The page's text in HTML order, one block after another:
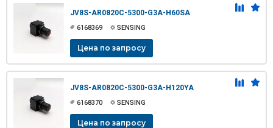
JV8S-AR0820C-5300-G3A-H60SA
6168369 SENSING
Цена по запросу
JV8S-AR0820C-5300-G3A-H120YA
6168370 SENSING
Цена по запросу